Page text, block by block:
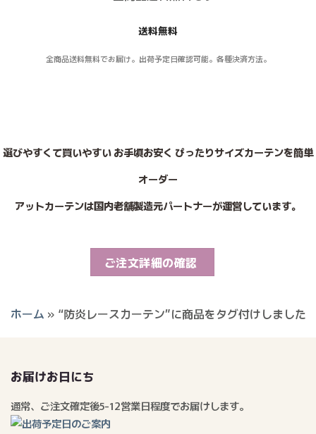
送料無料
全商品送料無料でお届け。出荷予定日確認可能。各種決済方法。
選びやすくて買いやすい お手頃お安く ぴったりサイズカーテンを簡単
オーダー
アットカーテンは国内老舗製造元パートナーが運営しています。
ご注文詳細の確認
ホーム » “防炎レースカーテン”に商品をタグ付けしました
お届けお日にち
通常、ご注文確定後5-12営業日程度でお届けします。